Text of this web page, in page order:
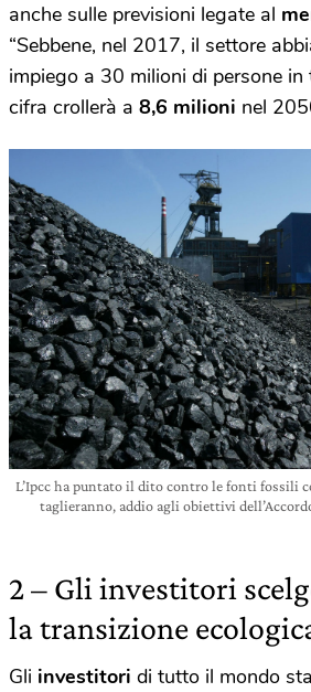
anche sulle previsioni legate al
“Sebbene, nel 2017, il settore
impiego a 30 milioni di persone
cifra crollerà a 8,6 milioni nel
L’Ipcc ha puntato il dito contro le fonti fossili
taglieranno, addio agli obiettivi
2 – Gli investitori
la transizione
Gli investitori di tutto il mondo